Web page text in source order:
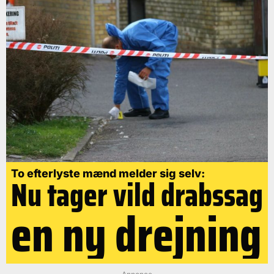
To efterlyste mænd melder sig selv:
Nu tager vild drabssag
en ny drejning